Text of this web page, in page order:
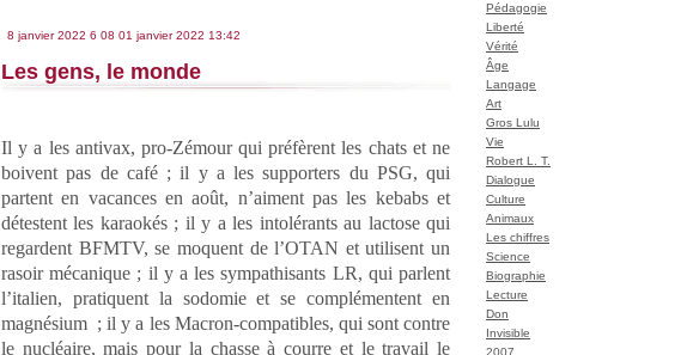
8 janvier 2022 6 08 01 janvier 2022 13:42
Les gens, le monde
Il y a les antivax, pro-Zémour qui préfèrent les chats et ne
boivent pas de café ; il y a les supporters du PSG, qui
partent en vacances en août, n’aiment pas les kebabs et
détestent les karaokés ; il y a les intolérants au lactose qui
regardent BFMTV, se moquent de l’OTAN et utilisent un
rasoir mécanique ; il y a les sympathisants LR, qui parlent
l’italien, pratiquent la sodomie et se complémentent en
magnésium ; il y a les Macron-compatibles, qui sont contre
le nucléaire, mais pour la chasse à courre et le travail le
Pédagogie
Liberté
Vérité
Âge
Langage
Art
Gros Lulu
Vie
Robert L. T.
Dialogue
Culture
Animaux
Les chiffres
Science
Biographie
Lecture
Don
Invisible
2007